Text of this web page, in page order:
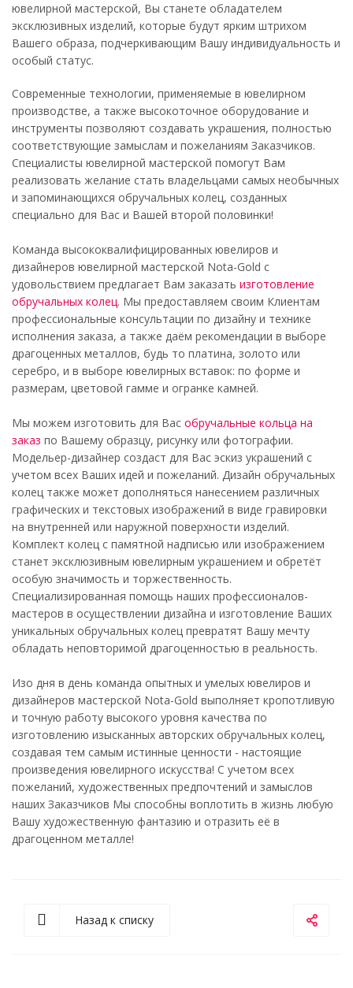
ювелирной мастерской, Вы станете обладателем
эксклюзивных изделий, которые будут ярким штрихом
Вашего образа, подчеркивающим Вашу индивидуальность и
особый статус.
Современные технологии, применяемые в ювелирном
производстве, а также высокоточное оборудование и
инструменты позволяют создавать украшения, полностью
соответствующие замыслам и пожеланиям Заказчиков.
Специалисты ювелирной мастерской помогут Вам
реализовать желание стать владельцами самых необычных
и запоминающихся обручальных колец, созданных
специально для Вас и Вашей второй половинки!
Команда высококвалифицированных ювелиров и
дизайнеров ювелирной мастерской Nota-Gold с
удовольствием предлагает Вам заказать изготовление
обручальных колец. Мы предоставляем своим Клиентам
профессиональные консультации по дизайну и технике
исполнения заказа, а также даём рекомендации в выборе
драгоценных металлов, будь то платина, золото или
серебро, и в выборе ювелирных вставок: по форме и
размерам, цветовой гамме и огранке камней.
Мы можем изготовить для Вас обручальные кольца на
заказ по Вашему образцу, рисунку или фотографии.
Модельер-дизайнер создаст для Вас эскиз украшений с
учетом всех Ваших идей и пожеланий. Дизайн обручальных
колец также может дополняться нанесением различных
графических и текстовых изображений в виде гравировки
на внутренней или наружной поверхности изделий.
Комплект колец с памятной надписью или изображением
станет эксклюзивным ювелирным украшением и обретёт
особую значимость и торжественность.
Специализированная помощь наших профессионалов-
мастеров в осуществлении дизайна и изготовление Ваших
уникальных обручальных колец превратят Вашу мечту
обладать неповторимой драгоценностью в реальность.
Изо дня в день команда опытных и умелых ювелиров и
дизайнеров мастерской Nota-Gold выполняет кропотливую
и точную работу высокого уровня качества по
изготовлению изысканных авторских обручальных колец,
создавая тем самым истинные ценности - настоящие
произведения ювелирного искусства! С учетом всех
пожеланий, художественных предпочтений и замыслов
наших Заказчиков Мы способны воплотить в жизнь любую
Вашу художественную фантазию и отразить её в
драгоценном металле!
Назад к списку